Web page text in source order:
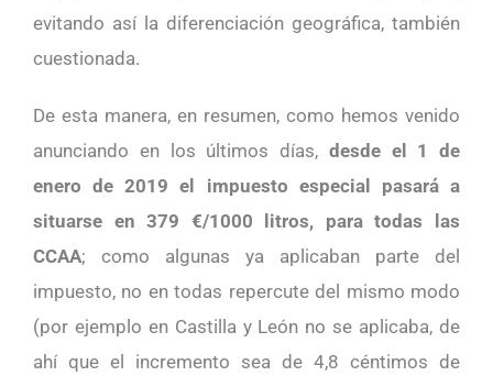
evitando así la diferenciación geográfica, también
cuestionada.
De esta manera, en resumen, como hemos venido
anunciando en los últimos días, desde el 1 de
enero de 2019 el impuesto especial pasará a
situarse en 379 €/1000 litros, para todas las
CCAA; como algunas ya aplicaban parte del
impuesto, no en todas repercute del mismo modo
(por ejemplo en Castilla y León no se aplicaba, de
ahí que el incremento sea de 4,8 céntimos de